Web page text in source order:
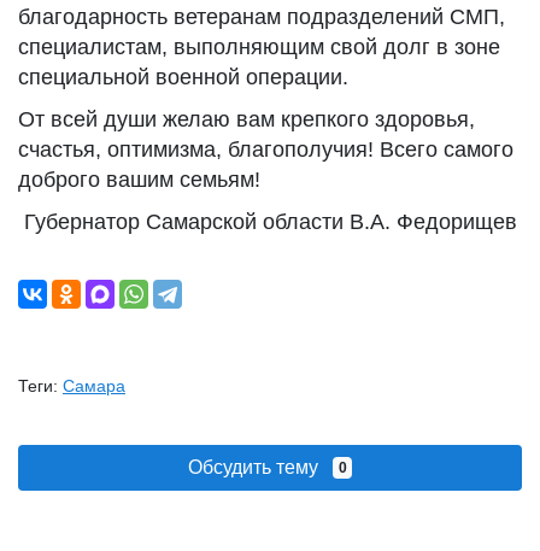
благодарность ветеранам подразделений СМП,
специалистам, выполняющим свой долг в зоне
специальной военной операции.
От всей души желаю вам крепкого здоровья,
счастья, оптимизма, благополучия! Всего самого
доброго вашим семьям!
Губернатор Самарской области В.А. Федорищев
Теги: Самара
Обсудить тему 0